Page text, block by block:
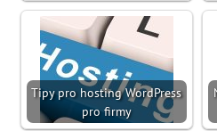
Tipy pro hosting WordPress
pro firmy